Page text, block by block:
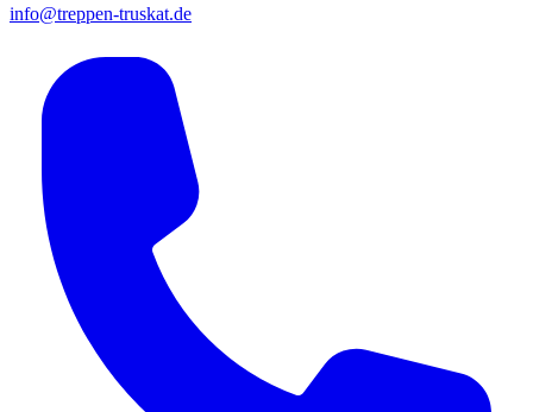
info@treppen-truskat.de